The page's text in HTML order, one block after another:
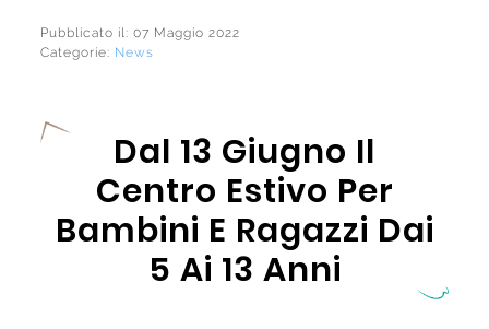
Pubblicato il: 07 Maggio 2022
Categorie: News
Dal 13 Giugno Il
Centro Estivo Per
Bambini E Ragazzi Dai
5 Ai 13 Anni